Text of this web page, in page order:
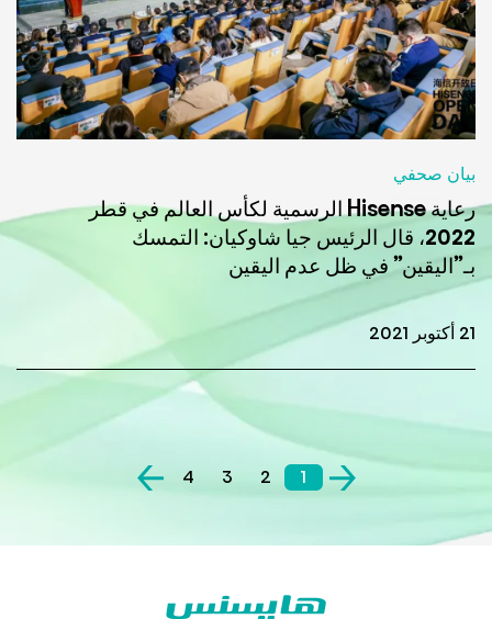
بيان صحفي
رعاية Hisense الرسمية لكأس العالم في قطر
2022، قال الرئيس جيا شاوكيان: التمسك
بـ”اليقين” في ظل عدم اليقين
21 أكتوبر 2021
1
2
3
4